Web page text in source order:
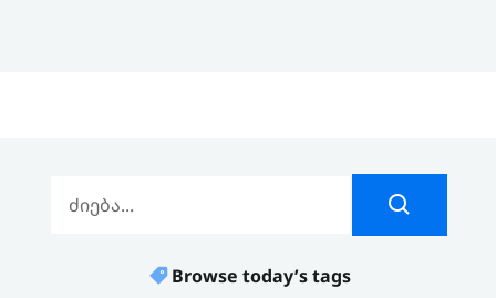
Browse today’s tags